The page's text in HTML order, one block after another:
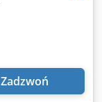
Zadzwoń